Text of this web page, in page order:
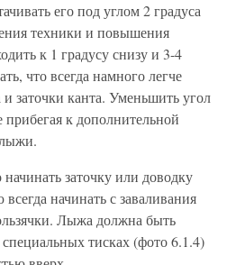
его под углом 2 градуса
техники и повышения
к 1 градусу снизу и 3-4
что всегда намного легче
и заточки канта. Уменьшить угол
к дополнительной
заточку или доводку
начинать с заваливания
Лыжа должна быть
тисках (фото 6.1.4)